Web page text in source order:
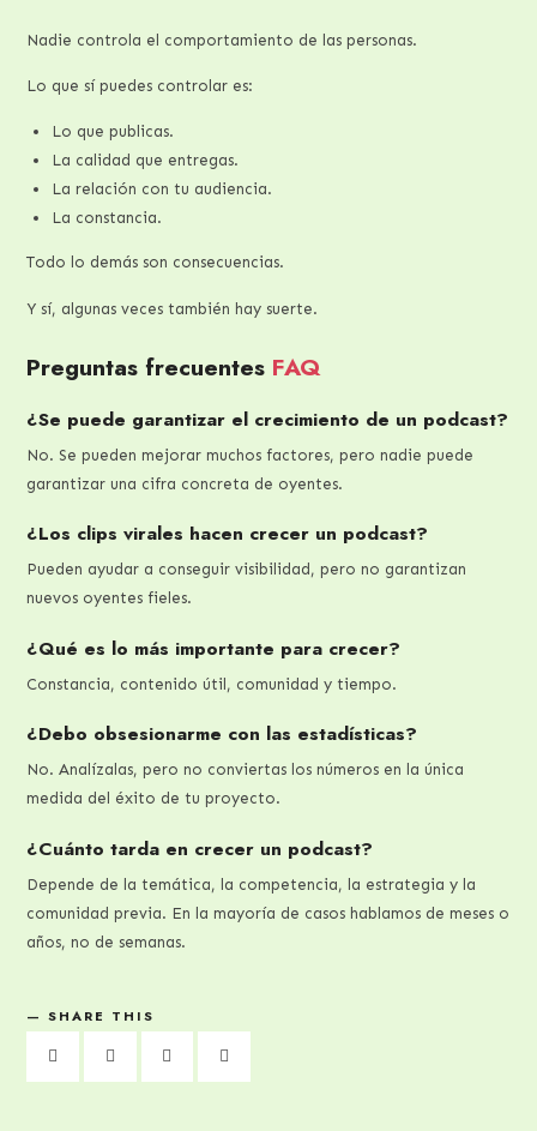
Nadie controla el comportamiento de las personas.
Lo que sí puedes controlar es:
Lo que publicas.
La calidad que entregas.
La relación con tu audiencia.
La constancia.
Todo lo demás son consecuencias.
Y sí, algunas veces también hay suerte.
Preguntas frecuentes FAQ
¿Se puede garantizar el crecimiento de un podcast?
No. Se pueden mejorar muchos factores, pero nadie puede
garantizar una cifra concreta de oyentes.
¿Los clips virales hacen crecer un podcast?
Pueden ayudar a conseguir visibilidad, pero no garantizan
nuevos oyentes fieles.
¿Qué es lo más importante para crecer?
Constancia, contenido útil, comunidad y tiempo.
¿Debo obsesionarme con las estadísticas?
No. Analízalas, pero no conviertas los números en la única
medida del éxito de tu proyecto.
¿Cuánto tarda en crecer un podcast?
Depende de la temática, la competencia, la estrategia y la
comunidad previa. En la mayoría de casos hablamos de meses o
años, no de semanas.
SHARE THIS